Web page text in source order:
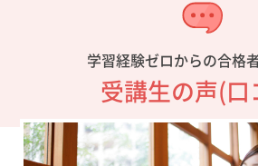
学習経験ゼロからの合格
受講生の声(口